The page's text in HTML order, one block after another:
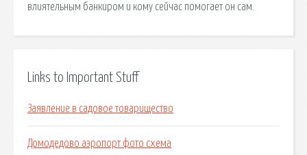
влиятельным банкиром и кому сейчас помогает он сам.
Links to Important Stuff
Заявление в садовое товарищество
Домодедово аэропорт фото схема